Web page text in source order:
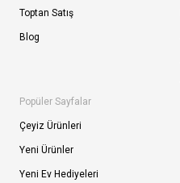
Toptan Satış
Blog
Popüler Sayfalar
Çeyiz Ürünleri
Yeni Ürünler
Yeni Ev Hediyeleri